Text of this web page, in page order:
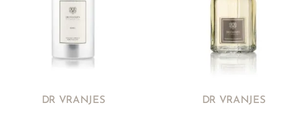
DR VRANJES DR VRANJES